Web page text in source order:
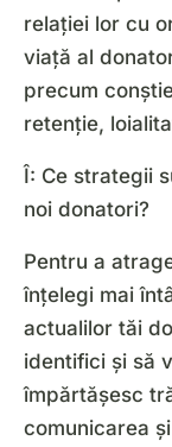
relației lor cu
viață al
precum
retenție,
Î: Ce strategii
noi donatori?
Pentru a
înțelegi mai
actualilor tăi
identifici și să
împărtășesc
comunicarea